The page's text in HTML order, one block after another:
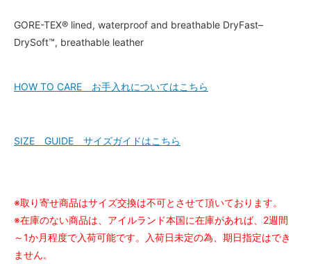
GORE-TEX® lined, waterproof and breathable DryFast–
DrySoft™, breathable leather
HOW TO CARE お手入れについてはこちら
SIZE GUIDE サイズガイドはこちら
※取り寄せ商品はサイズ交換は不可とさせて頂いております。
※在庫のない商品は、アイルランド本国に在庫があれば、2週間
～1か月程度で入荷可能です。入荷日未定の為、期日指定はでき
ません。